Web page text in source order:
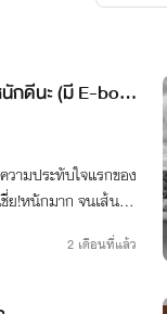
กดีนะ (มี E-boo
วามประทับใจแรกของ
ย!หนักมาก จนเส้นเลื
2 เดือนที่แล้ว